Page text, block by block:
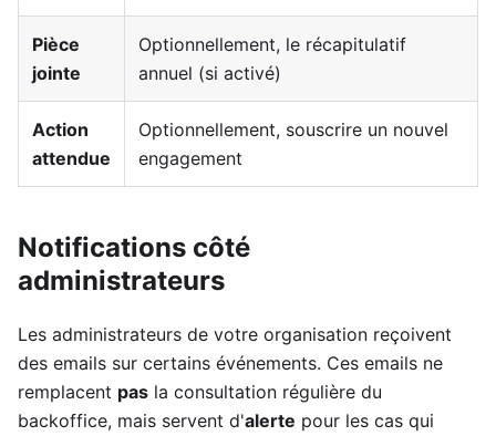
Pièce
jointe
Optionnellement, le récapitulatif
annuel (si activé)
Action
attendue
Optionnellement, souscrire un nouvel
engagement
Notifications côté
administrateurs
Les administrateurs de votre organisation reçoivent
des emails sur certains événements. Ces emails ne
remplacent pas la consultation régulière du
backoffice, mais servent d'alerte pour les cas qui